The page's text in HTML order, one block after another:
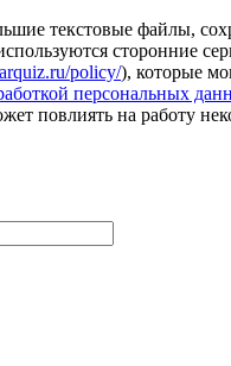
текстовые файлы,
сторонние
policy/), которые
персональных
повлиять на работу